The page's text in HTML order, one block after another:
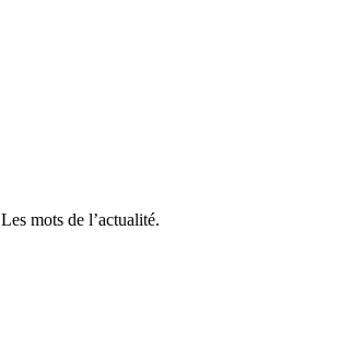
mots de l’actualité.